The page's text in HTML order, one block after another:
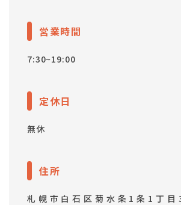
営業時間
7:30~19:00
定休日
無休
住所
札幌市白石区菊水条1条1丁目